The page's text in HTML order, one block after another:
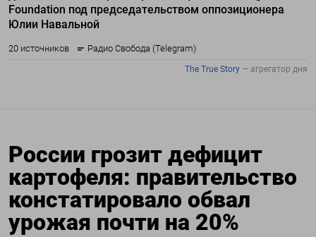
России грозит дефицит
картофеля: правительство
констатировало обвал
урожая почти на 20%